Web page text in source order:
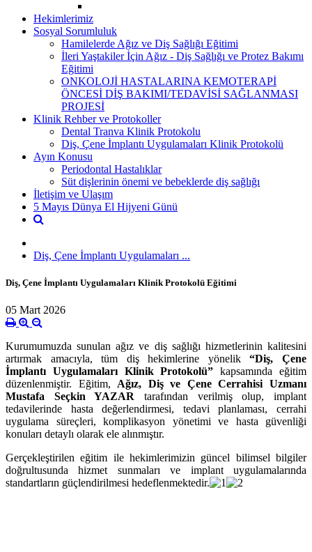
Hekimlerimiz
Sosyal Sorumluluk
Hamilelerde Ağız ve Diş Sağlığı Eğitimi
İleri Yaştakiler İçin Ağız - Diş Sağlığı ve Protez Bakımı
Eğitimi
ONKOLOJİ HASTALARINA KEMOTERAPİ
ÖNCESİ DİŞ BAKIMI/TEDAVİSİ SAĞLANMASI
PROJESİ
Klinik Rehber ve Protokoller
Dental Tranva Klinik Protokolu
Diş, Çene İmplantı Uygulamaları Klinik Protokolü
Ayın Konusu
Periodontal Hastalıklar
Süt dişlerinin önemi ve bebeklerde diş sağlığı
İletişim ve Ulaşım
5 Mayıs Dünya El Hijyeni Günü
Diş, Çene İmplantı Uygulamaları ...
Diş, Çene İmplantı Uygulamaları Klinik Protokolü Eğitimi
05 Mart 2026
Kurumumuzda sunulan ağız ve diş sağlığı hizmetlerinin kalitesini
artırmak amacıyla, tüm diş hekimlerine yönelik“Diş, Çene
İmplantı Uygulamaları Klinik Protokolü” kapsamında eğitim
düzenlenmiştir. Eğitim, Ağız, Diş ve Çene Cerrahisi Uzmanı
Mustafa Seçkin YAZAR tarafından verilmiş olup, implant
tedavilerinde hasta değerlendirmesi, tedavi planlaması, cerrahi
uygulama süreçleri, komplikasyon yönetimi ve hasta güvenliği
konuları detaylı olarak ele alınmıştır.
Gerçekleştirilen eğitim ile hekimlerimizin güncel bilimsel bilgiler
doğrultusunda hizmet sunmaları ve implant uygulamalarında
standartların güçlendirilmesi hedeflenmektedir.